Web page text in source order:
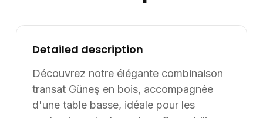
sont adaptables sur mesure, notamment en termes de
du client. Nous pouvons également développer des
solutions sur mesure à partir d’une feuille blanche,
chaque projet pouvant être conçu et ajusté selon les
contraintes et les usages spécifiques.
Detailed description
Découvrez notre élégante combinaison
transat Güneş en bois, accompagnée
d'une table basse, idéale pour les